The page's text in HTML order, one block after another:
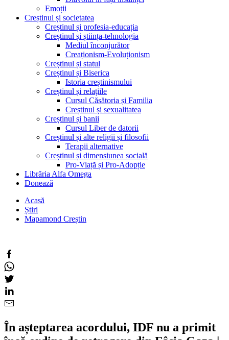
Emoții
Creștinul și societatea
Creștinul și profesia-educația
Creștinul și știința-tehnologia
Mediul înconjurător
Creaționism-Evoluționism
Creștinul și statul
Creștinul și Biserica
Istoria creștinismului
Creștinul și relațiile
Cursul Căsătoria și Familia
Creștinul și sexualitatea
Creștinul și banii
Cursul Liber de datorii
Creștinul și alte religii și filosofii
Terapii alternative
Creștinul și dimensiunea socială
Pro-Viață și Pro-Adopție
Librăria Alfa Omega
Donează
Acasă
Știri
Mapamond Creștin
În așteptarea acordului, IDF nu a primit